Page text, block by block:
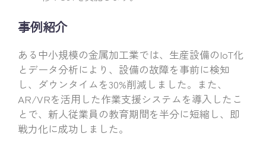
事例紹介
ある中小規模の金属加工業では、生産設備のIoT化
とデータ分析により、設備の故障を事前に検知
し、ダウンタイムを30%削減しました。また、
AR/VRを活用した作業支援システムを導入したこ
とで、新人従業員の教育期間を半分に短縮し、即
戦力化に成功しました。